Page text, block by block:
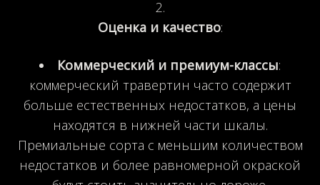
Оценка и качество:
Коммерческий и премиум-классы:
коммерческий травертин часто содержит
больше естественных недостатков, а цены
находятся в нижней части шкалы.
Премиальные сорта с меньшим количеством
недостатков и более равномерной окраской